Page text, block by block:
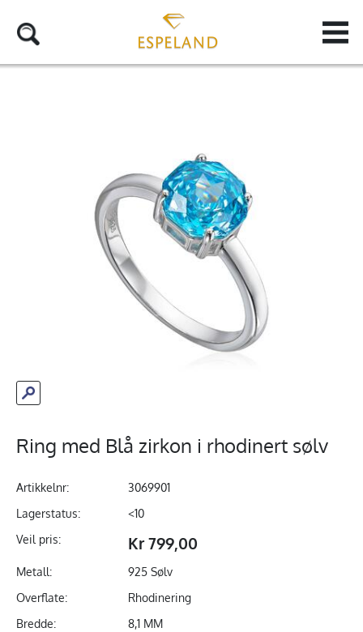
Ring med Blå zirkon i rhodinert sølv
Artikkelnr:
3069901
Lagerstatus:
<10
Veil pris:
Kr 799,00
Metall:
925 Sølv
Overflate:
Rhodinering
Bredde:
8,1 MM